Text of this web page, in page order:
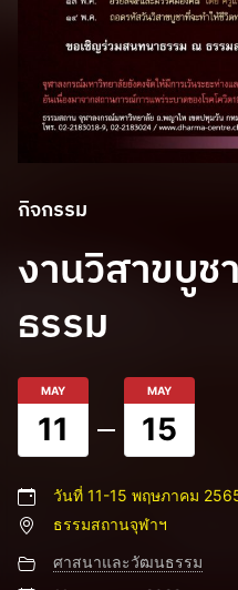
กิจกรรม
งานวิสาขบูช
ธรรม
MAY
11
MAY
15
วันที่ 11-15 พฤษภาคม
ธรรมสถานจุฬาฯ
ศาสนาและวัฒนธรรม